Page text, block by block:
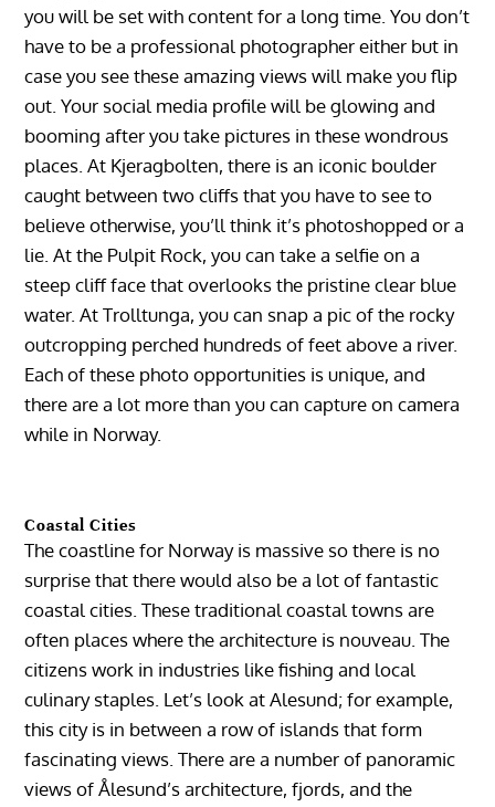
you will be set with content for a long time. You don’t
have to be a professional photographer either but in
case you see these amazing views will make you flip
out. Your social media profile will be glowing and
booming after you take pictures in these wondrous
places. At Kjeragbolten, there is an iconic boulder
caught between two cliffs that you have to see to
believe otherwise, you’ll think it’s photoshopped or a
lie. At the Pulpit Rock, you can take a selfie on a
steep cliff face that overlooks the pristine clear blue
water. At Trolltunga, you can snap a pic of the rocky
outcropping perched hundreds of feet above a river.
Each of these photo opportunities is unique, and
there are a lot more than you can capture on camera
while in Norway.
Coastal Cities
The coastline for Norway is massive so there is no
surprise that there would also be a lot of fantastic
coastal cities. These traditional coastal towns are
often places where the architecture is nouveau. The
citizens work in industries like fishing and local
culinary staples. Let’s look at Alesund; for example,
this city is in between a row of islands that form
fascinating views. There are a number of panoramic
views of Ålesund’s architecture, fjords, and the